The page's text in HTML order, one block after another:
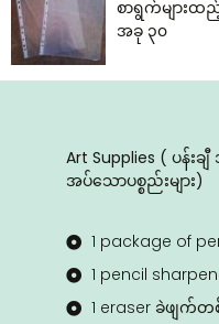
စာရွက်များ
အခု ၃၀
Art Supplies ( ပန်
အ‌ပ်‌သောပစ္စည်းများ)
1 package of
1 pencil
1 eraser ခဲဖျက်တ